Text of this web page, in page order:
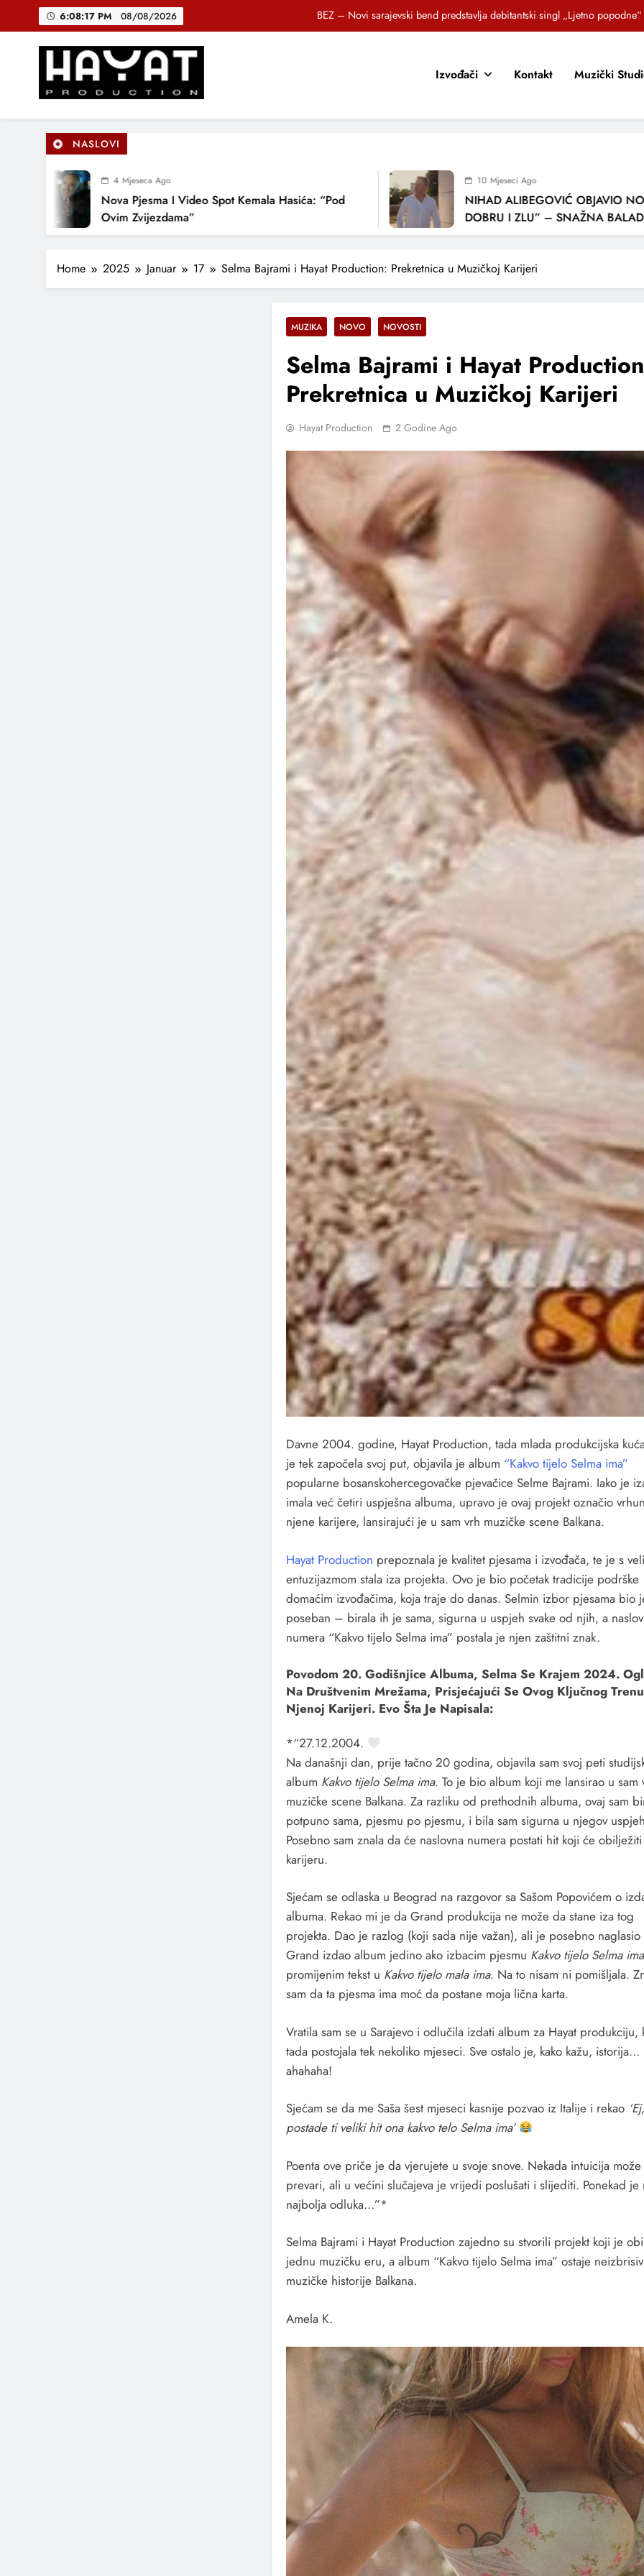
6:08:19 PM 08/08/2026
Brat i sestra, Biljana i Tedi Zeroski, predstavljaju novu pjesmu „Sreća je“
Muhamed Fazlagić Fazla predstavlja pjesmu “Lejla” iz mjuzikla Travnik je voljeti lako
Hayat Production
Promocija domaće muzike
Izvođači Kontakt Muzički
NASLOVI
4 Mjeseca Ago
Nova Pjesma I Video Spot Kemala Hasića: “Pod
Ovim Zvijezdama”
10 Mjeseci Ago
NIHAD ALIBEGOVIĆ OBJAVIO NOVU
DOBRU I ZLU” – SNAŽNA BALADA O
LJUBAVI I VREMENU KOJE NAS MIJENJA
Home 2025 Januar 17 Selma Bajrami i Hayat Production: Prekretnica u Muzičkoj Karijeri
MUZIKA NOVO NOVOSTI
Selma Bajrami i Hayat
Prekretnica u Muzičkoj Karijeri
Hayat Production 2 Godine Ago
Davne 2004. godine, Hayat Production, tada mlada produkcijska
je tek započela svoj put, objavila je album “Kakvo tijelo Selma ima”
popularne bosanskohercegovačke pjevačice Selme Bajrami. Iako je
imala već četiri uspješna albuma, upravo je ovaj projekt označio
njene karijere, lansirajući je u sam vrh muzičke scene Balkana.
Hayat Production prepoznala je kvalitet pjesama i izvođača, te je s
entuzijazmom stala iza projekta. Ovo je bio početak tradicije podrške
domaćim izvođačima, koja traje do danas. Selmin izbor pjesama bio
poseban – birala ih je sama, sigurna u uspjeh svake od njih, a
numera “Kakvo tijelo Selma ima” postala je njen zaštitni znak.
Povodom 20. Godišnjice Albuma, Selma Se Krajem 2024.
Na Društvenim Mrežama, Prisjećajući Se Ovog Ključnog
Njenoj Karijeri. Evo Šta Je Napisala:
*“27.12.2004.
Na današnji dan, prije tačno 20 godina, objavila sam svoj peti
album Kakvo tijelo Selma ima. To je bio album koji me lansirao u sam
muzičke scene Balkana. Za razliku od prethodnih albuma, ovaj sam
potpuno sama, pjesmu po pjesmu, i bila sam sigurna u njegov
Posebno sam znala da će naslovna numera postati hit koji će
karijeru.
Sjećam se odlaska u Beograd na razgovor sa Sašom Popovićem o
albuma. Rekao mi je da Grand produkcija ne može da stane iza tog
projekta. Dao je razlog (koji sada nije važan), ali je posebno
Grand izdao album jedino ako izbacim pjesmu Kakvo tijelo Selma ima
promijenim tekst u Kakvo tijelo mala ima. Na to nisam ni pomišljala.
sam da ta pjesma ima moć da postane moja lična karta.
Vratila sam se u Sarajevo i odlučila izdati album za Hayat produkciju,
tada postojala tek nekoliko mjeseci. Sve ostalo je, kako kažu, istorija…
ahahaha!
Sjećam se da me Saša šest mjeseci kasnije pozvao iz Italije i rekao
postade ti veliki hit ona kakvo telo Selma ima’
Poenta ove priče je da vjerujete u svoje snove. Nekada intuicija
prevari, ali u većini slučajeva je vrijedi poslušati i slijediti. Ponekad je
najbolja odluka…”*
Selma Bajrami i Hayat Production zajedno su stvorili projekt koji je
jednu muzičku eru, a album “Kakvo tijelo Selma ima” ostaje
muzičke historije Balkana.
Amela K.